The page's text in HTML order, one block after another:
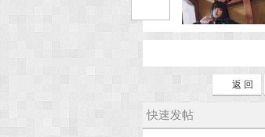
返 回
快速发帖